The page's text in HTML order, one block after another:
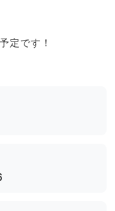
定です！